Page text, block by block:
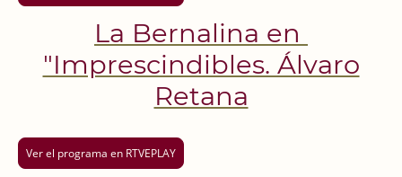
La Bernalina en
"Imprescindibles. Álvaro
Retana
Ver el programa en RTVEPLAY